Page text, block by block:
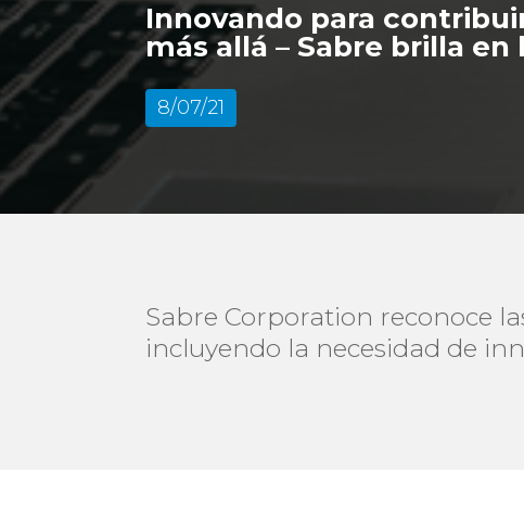
Innovando para
más allá – Sabre brilla
8/07/21
Sabre Corporation reconoce
incluyendo la necesidad de